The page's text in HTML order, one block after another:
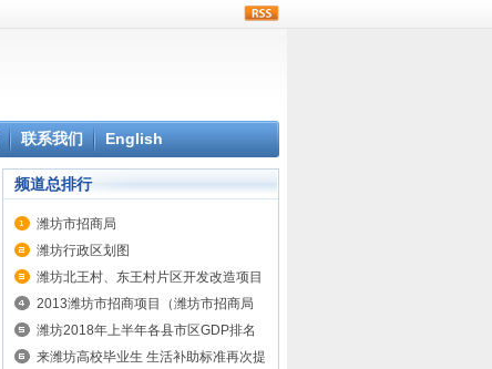
联系我们 English
频道总排行
潍坊市招商局
潍坊行政区划图
潍坊北王村、东王村片区开发改造项目
2013潍坊市招商项目（潍坊市招商局
讯）
潍坊2018年上半年各县市区GDP排名
来潍坊高校毕业生 生活补助标准再次提